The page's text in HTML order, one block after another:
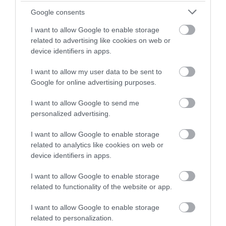
Google consents
I want to allow Google to enable storage
related to advertising like cookies on web or
device identifiers in apps.
I want to allow my user data to be sent to
Google for online advertising purposes.
I want to allow Google to send me
personalized advertising.
I want to allow Google to enable storage
related to analytics like cookies on web or
device identifiers in apps.
I want to allow Google to enable storage
related to functionality of the website or app.
I want to allow Google to enable storage
related to personalization.
Előbbiben átlagosan 51,15 euróért,
utóbbiban 56,33 euróért lehet rövid távú
szállást foglalni egy éjszakára.
Moldova